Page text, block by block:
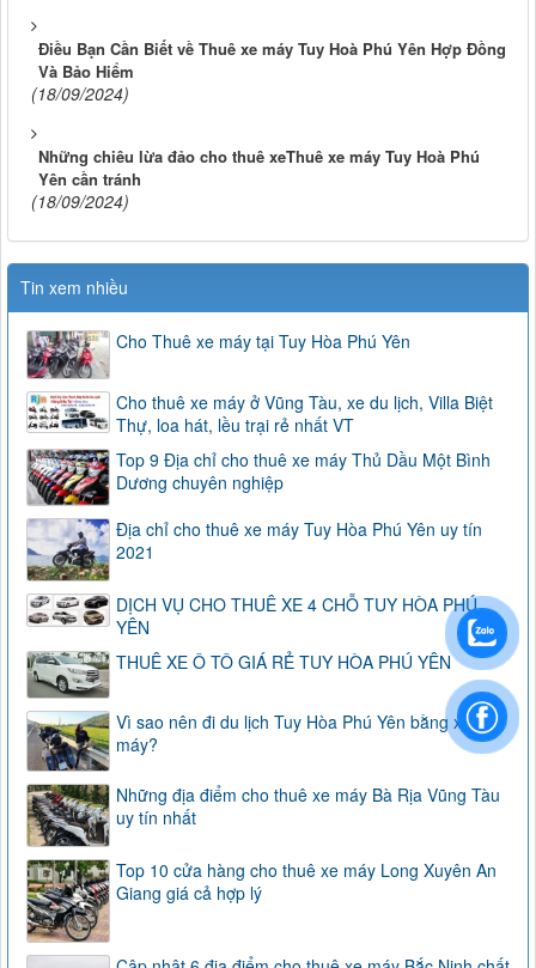
Điều Bạn Cần Biết về Thuê xe máy Tuy Hoà Phú Yên Hợp Đồng
Và Bảo Hiểm
(18/09/2024)
Những chiêu lừa đảo cho thuê xeThuê xe máy Tuy Hoà Phú
Yên cần tránh
(18/09/2024)
Tin xem nhiều
Cho Thuê xe máy tại Tuy Hòa Phú Yên
Cho thuê xe máy ở Vũng Tàu, xe du lịch, Villa Biệt
Thự, loa hát, lều trại rẻ nhất VT
Top 9 Địa chỉ cho thuê xe máy Thủ Dầu Một Bình
Dương chuyên nghiệp
Địa chỉ cho thuê xe máy Tuy Hòa Phú Yên uy tín
2021
DỊCH VỤ CHO THUÊ XE 4 CHỖ TUY HÒA PHÚ
YÊN
THUÊ XE Ô TÔ GIÁ RẺ TUY HÒA PHÚ YÊN
Vì sao nên đi du lịch Tuy Hòa Phú Yên bằng xe
máy?
Những địa điểm cho thuê xe máy Bà Rịa Vũng Tàu
uy tín nhất
Top 10 cửa hàng cho thuê xe máy Long Xuyên An
Giang giá cả hợp lý